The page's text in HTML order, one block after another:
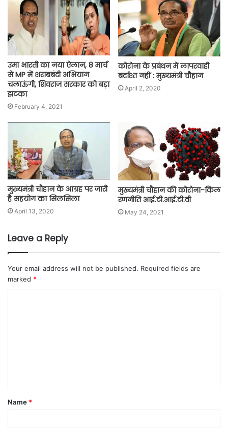
उमा भारती का नया ऐलान, 8 मार्च
से MP में शराबबंदी अभियान
चलाऊंगी, शिवराज सरकार को बड़ा
झटका
February 4, 2021
कोरोना के प्रबंधन में लापरवाही
बर्दाश्त नहीं : मुख्यमंत्री चौहान
April 2, 2020
मुख्यमंत्री चौहान के आग्रह पर जारी
है सहयोग का सिलसिला
April 13, 2020
मुख्यमंत्री चौहान की कोरोना-किल
रणनीति आई.टी.आई.टी.वी
May 24, 2021
Leave a Reply
Your email address will not be published. Required fields are
marked *
Name *